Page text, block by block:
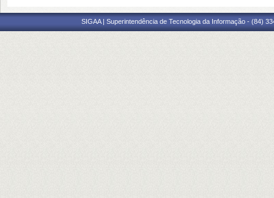
SIGAA | Superintendência de Tecnologia da Informação - (84)